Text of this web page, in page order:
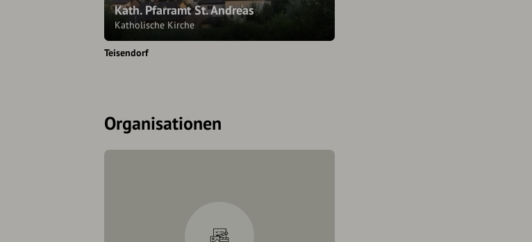
Kath. Pfarramt St. Andreas
Katholische Kirche
Teisendorf
Organisationen